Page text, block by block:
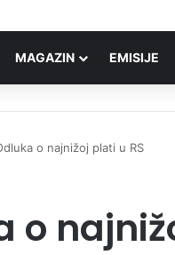
MAGAZIN EMISIJE
o najnižoj plati u RS
o